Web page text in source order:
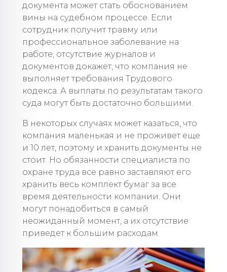
документа может стать обоснованием
вины на судебном процессе. Если
сотрудник получит травму или
профессиональное заболевание на
работе, отсутствие журналов и
документов докажет, что компания не
выполняет требования Трудового
кодекса. А выплаты по результатам такого
суда могут быть достаточно большими.
В некоторых случаях может казаться, что
компания маленькая и не проживет еще
и 10 лет, поэтому и хранить документы не
стоит. Но обязанности специалиста по
охране труда все равно заставляют его
хранить весь комплект бумаг за все
время деятельности компании. Они
могут понадобиться в самый
неожиданный момент, а их отсутствие
приведет к большим расходам.